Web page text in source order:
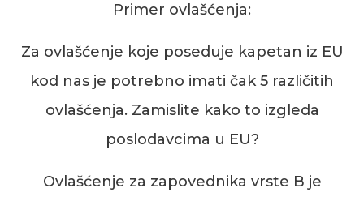
Primer ovlašćenja:
Za ovlašćenje koje poseduje kapetan iz EU
kod nas je potrebno imati čak5 različitih
ovlašćenja. Zamislite kako to izgleda
poslodavcima u EU?
Ovlašćenje za zapovednika vrste B je